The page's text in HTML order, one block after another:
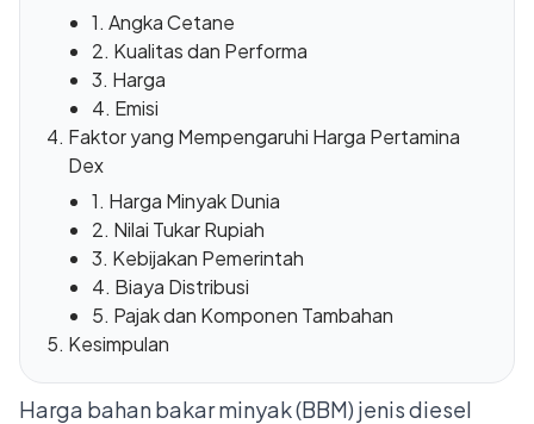
1. Angka Cetane
2. Kualitas dan Performa
3. Harga
4. Emisi
Faktor yang Mempengaruhi Harga Pertamina
Dex
1. Harga Minyak Dunia
2. Nilai Tukar Rupiah
3. Kebijakan Pemerintah
4. Biaya Distribusi
5. Pajak dan Komponen Tambahan
Kesimpulan
Harga bahan bakar minyak (BBM) jenis diesel